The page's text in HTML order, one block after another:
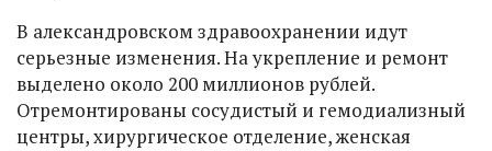
В александровском здравоохранении идут
серьезные изменения. На укрепление и ремонт
выделено около 200 миллионов рублей.
Отремонтированы сосудистый и гемодиализный
центры, хирургическое отделение, женская